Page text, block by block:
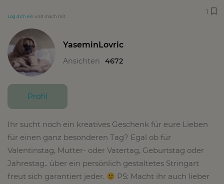
Log dich ein und mach mit
1
YaseminLovric
Ansichten 4672
Profil
Ihr sucht noch ein kreatives Geschenk für eure Lieben
für einen ganz besonderen Tag? Egal ob für
Valentinstag, Mutter- oder Vatertag, Geburtstag oder
Jahrestag.. über ein persönlich gestaltetes Stringart
freut sich garantiert jeder.
PS: Macht ihr auch lieber